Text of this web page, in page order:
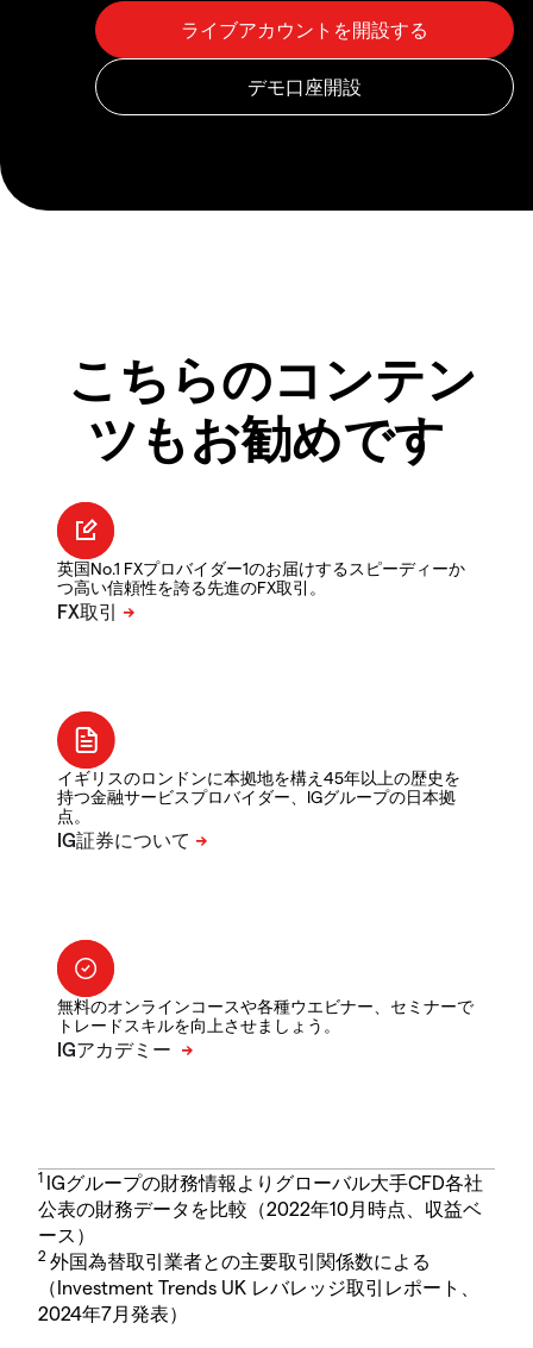
こちらのコンテン
ツもお勧めです
英国No.1 FXプロバイダー1のお届けするスピーディーか
つ高い信頼性を誇る先進のFX取引。
イギリスのロンドンに本拠地を構え45年以上の歴史を
持つ金融サービスプロバイダー、IGグループの日本拠
点。
無料のオンラインコースや各種ウエビナー、セミナーで
トレードスキルを向上させましょう。
1 IGグループの財務情報よりグローバル大手CFD各社
公表の財務データを比較（2022年10月時点、収益ベ
ース）
2 外国為替取引業者との主要取引関係数による
（Investment Trends UK レバレッジ取引レポート、
2024年7月発表）